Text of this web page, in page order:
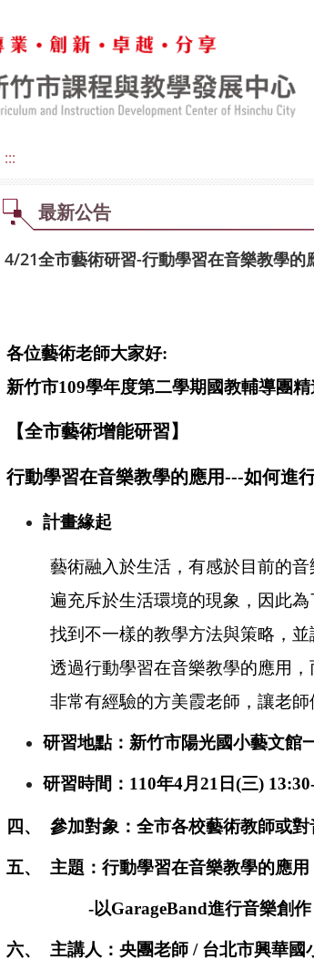
:::
最新公告
4/21全市藝術研習-行動學習在音樂教學的
各位藝術老師大家好:
新竹市109學年度第二學期國教輔導團
【全市藝術增能研習】
行動學習在音樂教學的應用---如何進
計畫緣起
藝術融入於生活，有感於目前的
遍充斥於生活環境的現象，因此
找到不一樣的教學方法與策略，
透過行動學習在音樂教學的應用
非常有經驗的方美霞老師，讓老
研習地點： 新竹市陽光國小藝文館
研習時間：110年4月21日(三)
四、 參加對象： 全市各校藝術教師或
五、 主題：行動學習在音樂教學的應用
-以GarageBand進行音樂創作
六、 主講人：央團老師 / 台北市興華國